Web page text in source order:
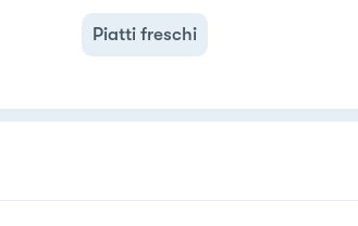
Piatti freschi